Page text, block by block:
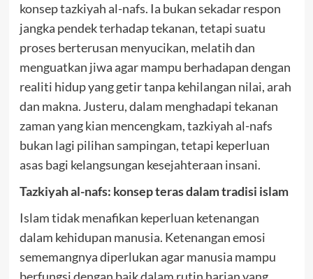
konsep tazkiyah al-nafs. Ia bukan sekadar respon
jangka pendek terhadap tekanan, tetapi suatu
proses berterusan menyucikan, melatih dan
menguatkan jiwa agar mampu berhadapan dengan
realiti hidup yang getir tanpa kehilangan nilai, arah
dan makna. Justeru, dalam menghadapi tekanan
zaman yang kian mencengkam, tazkiyah al-nafs
bukan lagi pilihan sampingan, tetapi keperluan
asas bagi kelangsungan kesejahteraan insani.
Tazkiyah al-nafs: konsep teras dalam tradisi islam
Islam tidak menafikan keperluan ketenangan
dalam kehidupan manusia. Ketenangan emosi
sememangnya diperlukan agar manusia mampu